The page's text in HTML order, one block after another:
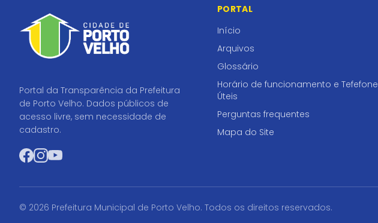
Portal da Transparência da Prefeitura
de Porto Velho. Dados públicos de
acesso livre, sem necessidade de
cadastro.
Facebook
Instagram
YouTube
PORTAL
Início
Arquivos
Glossário
Horário de funcionamento e
Úteis
Perguntas frequentes
Mapa do Site
© 2026 Prefeitura Municipal de Porto Velho. Todos os direitos reservados.